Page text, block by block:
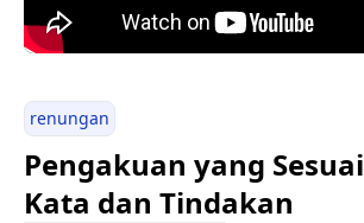
renungan
Pengakuan yang
Kata dan Tindakan